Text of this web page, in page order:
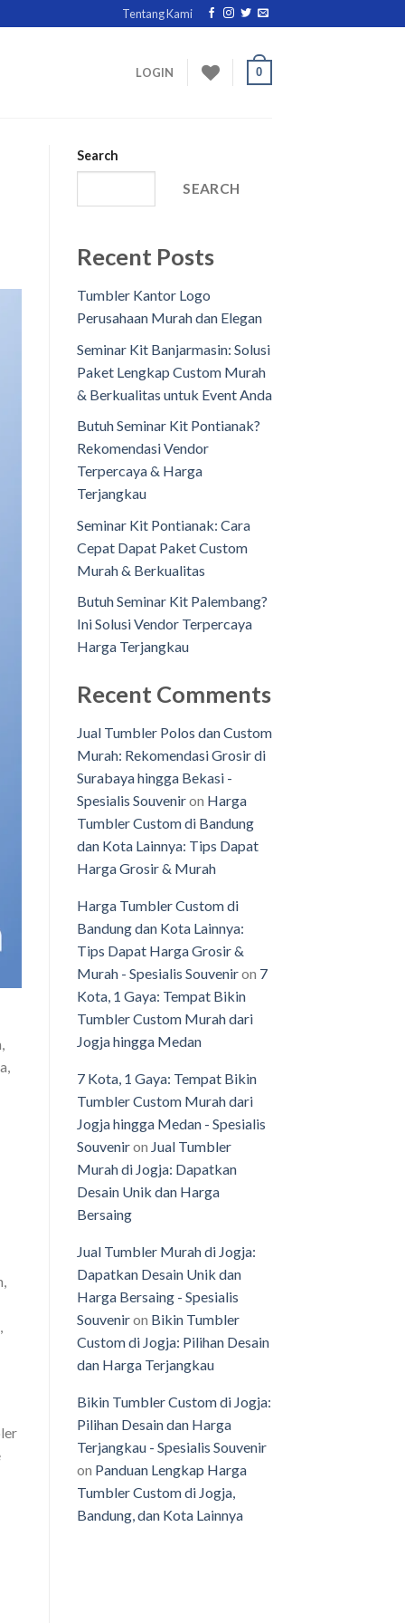
Tentang Kami
LOGIN 0
Search
SEARCH
Recent Posts
Tumbler Kantor Logo
Perusahaan Murah dan Elegan
Seminar Kit Banjarmasin: Solusi
Paket Lengkap Custom Murah
& Berkualitas untuk Event Anda
Butuh Seminar Kit Pontianak?
Rekomendasi Vendor
Terpercaya & Harga
Terjangkau
Seminar Kit Pontianak: Cara
Cepat Dapat Paket Custom
Murah & Berkualitas
Butuh Seminar Kit Palembang?
Ini Solusi Vendor Terpercaya
Harga Terjangkau
Recent Comments
Jual Tumbler Polos dan Custom
Murah: Rekomendasi Grosir di
Surabaya hingga Bekasi -
Spesialis Souveniron Harga
Tumbler Custom di Bandung
dan Kota Lainnya: Tips Dapat
Harga Grosir & Murah
Harga Tumbler Custom di
Bandung dan Kota Lainnya:
Tips Dapat Harga Grosir &
Murah - Spesialis Souveniron 7
Kota, 1 Gaya: Tempat Bikin
Tumbler Custom Murah dari
Jogja hingga Medan
7 Kota, 1 Gaya: Tempat Bikin
Tumbler Custom Murah dari
Jogja hingga Medan - Spesialis
Souveniron Jual Tumbler
Murah di Jogja: Dapatkan
Desain Unik dan Harga
Bersaing
Jual Tumbler Murah di Jogja:
Dapatkan Desain Unik dan
Harga Bersaing - Spesialis
Souveniron Bikin Tumbler
Custom di Jogja: Pilihan Desain
dan Harga Terjangkau
Bikin Tumbler Custom di Jogja:
Pilihan Desain dan Harga
Terjangkau - Spesialis Souvenir
on Panduan Lengkap Harga
Tumbler Custom di Jogja,
Bandung, dan Kota Lainnya